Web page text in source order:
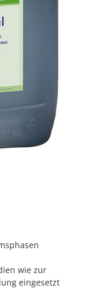
wie zur
eingesetzt